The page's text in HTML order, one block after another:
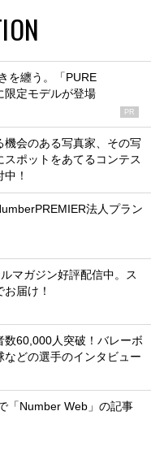
を纏う。「PURE
限定モデルが登場
PR
機会のある写真家、その写
ポットをあてるコンテス
！
法人プラン
マガジン好評配信中。ス
届け！
数60,000人突破！バレーボ
どの選手のインタビュー
「Number Web」の記事